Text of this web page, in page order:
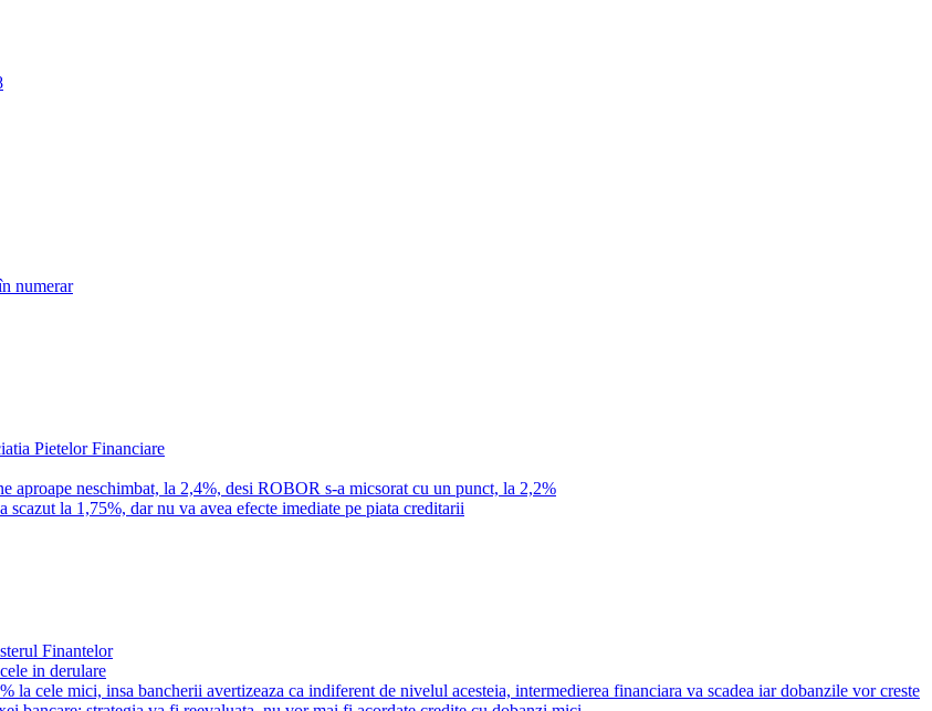
numerar
Pietelor Financiare
neschimbat, la 2,4%, desi ROBOR s-a micsorat cu un punct, la 2,2%
la 1,75%, dar nu va avea efecte imediate pe piata creditarii
Finantelor
in derulare
la cele mici, insa bancherii avertizeaza ca indiferent de nivelul acesteia, intermedierea financiara va scadea iar dobanzile vor creste